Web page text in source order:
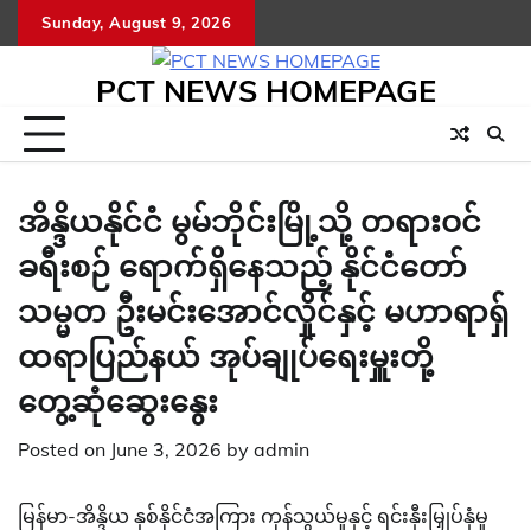
to
Sunday, August 9, 2026
PCT NEWS HOMEPAGE
အိန္ဒိယနိုင်ငံ မွမ်ဘိုင်းမြို့သို့ တရားဝင်
ခရီးစဉ် ရောက်ရှိနေသည့် နိုင်ငံတော်
သမ္မတ ဦးမင်းအောင်လှိုင်နှင့် မဟာရာရှ်
ထရာပြည်နယ် အုပ်ချုပ်ရေးမှူးတို့
တွေ့ဆုံဆွေးနွေး
Posted on June 3, 2026 by admin
မြန်မာ-အိန္ဒိယ နှစ်နိုင်ငံအကြား ကုန်သွယ်မှုနှင့် ရင်းနှီးမြှုပ်နှံမှု